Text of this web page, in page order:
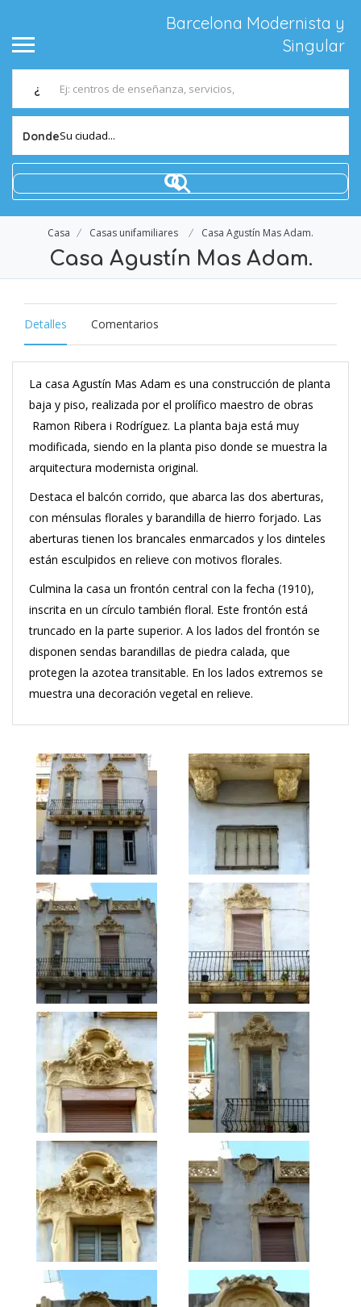
Barcelona Modernista y
Singular
¿
DondeSu ciudad...
Casa Casas unifamiliares Casa Agustín Mas Adam.
Casa Agustín Mas Adam.
Detalles Comentarios
La casa Agustín Mas Adam es una construcción de planta
baja y piso, realizada por el prolífico maestro de obras
Ramon Ribera i Rodríguez. La planta baja está muy
modificada, siendo en la planta piso donde se muestra la
arquitectura modernista original.
Destaca el balcón corrido, que abarca las dos aberturas,
con ménsulas florales y barandilla de hierro forjado. Las
aberturas tienen los brancales enmarcados y los dinteles
están esculpidos en relieve con motivos florales.
Culmina la casa un frontón central con la fecha (1910),
inscrita en un círculo también floral. Este frontón está
truncado en la parte superior. A los lados del frontón se
disponen sendas barandillas de piedra calada, que
protegen la azotea transitable. En los lados extremos se
muestra una decoración vegetal en relieve.